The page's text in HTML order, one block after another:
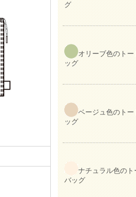
グ
オリーブ色のトー
ッグ
ベージュ色のトー
ッグ
ナチュラル色のト
バッグ